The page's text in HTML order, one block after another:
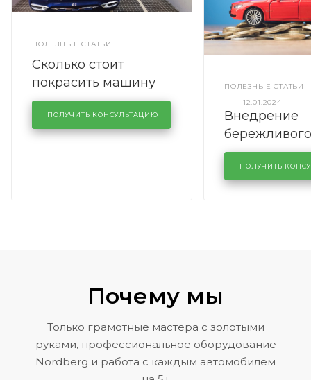
ПОЛЕЗНЫЕ СТАТЬИ
Сколько стоит
покрасить машину
полностью
ПОЛУЧИТЬ КОНСУЛЬТАЦИЮ
ПОЛЕЗНЫЕ СТАТЬИ
—
12.01.2024
Внедрение
бережливого
кузовном
KUTUZOVV
ПОЛУЧИТЬ
Почему мы
Только грамотные мастера с золотыми
руками, профессиональное оборудование
Nordberg и работа с каждым автомобилем